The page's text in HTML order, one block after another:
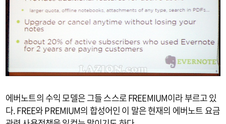
에버노트의 수익 모델은 그들 스스로 FREEMIUM이라 부르고 있
다. FREE와 PREMIUM의 합성어인 이 말은 현재의 에버노트 요금